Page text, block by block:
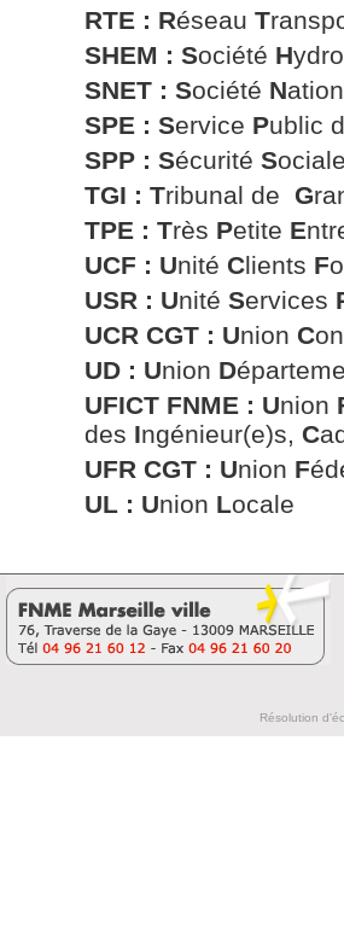
RTE : Réseau T
SHEM : Société Hydro
SNET : Société N
SPE : Service Public
SPP : Sécurité Sociale
TGI : Tribunal de G
TPE : Très Petite E
UCF : Unité Clients F
USR : Unité Services
UCR CGT : Union C
UD : Union D
UFICT FNME : Union
des Ingénieur(e)s, C
UFR CGT : Union F
UL : Union Locale
Résolution